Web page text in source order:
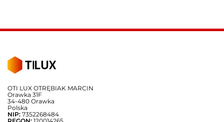
OTI LUX OTRĘBIAK MARCIN
Orawka 31F
34-480 Orawka
Polska
NIP: 7352268484